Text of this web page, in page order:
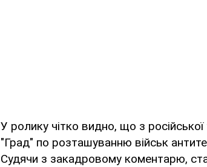
У ролику чітко видно, що з
"Град" по розташуванню військ
Судячи з закадровому коментарю,